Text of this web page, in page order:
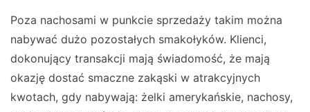
Poza nachosami w punkcie sprzedaży takim można
nabywać dużo pozostałych smakołyków. Klienci,
dokonujący transakcji mają świadomość, że mają
okazję dostać smaczne zakąski w atrakcyjnych
kwotach, gdy nabywają: żelki amerykańskie, nachosy,